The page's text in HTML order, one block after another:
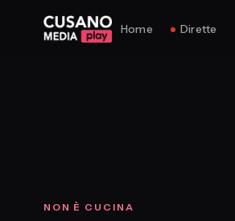
Home Dirette
NON È CUCINA